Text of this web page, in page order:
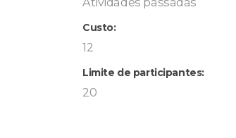
Custo:
12
Limite de participantes:
20